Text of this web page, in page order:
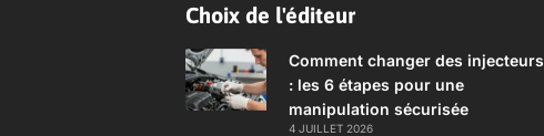
Choix de l'éditeur
Comment changer des injecteurs
: les 6 étapes pour une
manipulation sécurisée
4 JUILLET 2026